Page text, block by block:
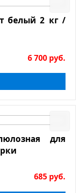
белый 2 кг /
6 700 руб.
для
685 руб.